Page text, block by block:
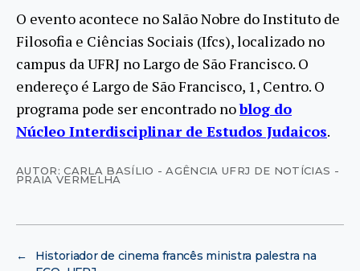
O evento acontece no Salão Nobre do Instituto de
Filosofia e Ciências Sociais (Ifcs), localizado no
campus da UFRJ no Largo de São Francisco. O
endereço é Largo de São Francisco, 1, Centro. O
programa pode ser encontrado noblog do
Núcleo Interdisciplinar de Estudos Judaicos.
AUTOR: CARLA BASÍLIO - AGÊNCIA UFRJ DE NOTÍCIAS -
PRAIA VERMELHA
←
Historiador de cinema francês ministra palestra na